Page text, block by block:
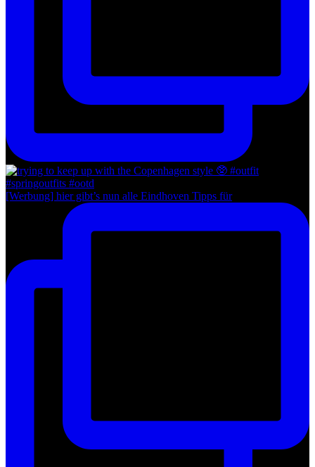
[Werbung] hier gibt’s nun alle Eindhoven Tipps für